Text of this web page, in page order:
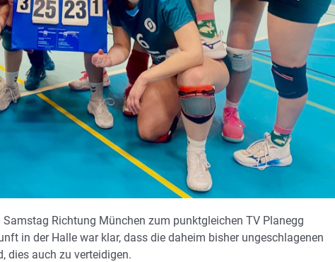
Richtung München zum punktgleichen TV Planegg
in der Halle war klar, dass die daheim bisher ungeschlagenen
dies auch zu verteidigen.